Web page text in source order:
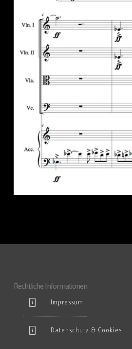
Rechtliche Informationen
Impressum
Datenschutz & Cookies